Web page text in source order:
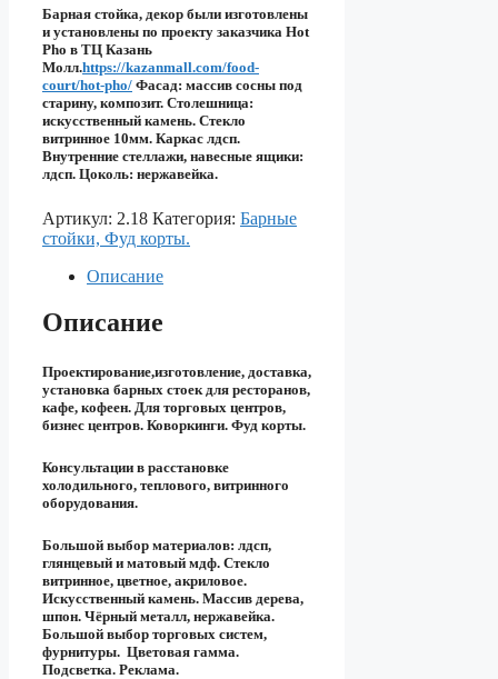
Барная стойка, декор были изготовлены
и установлены по проекту заказчика Hot
Pho в ТЦ Казань
Молл.https://kazanmall.com/food-
court/hot-pho/ Фасад: массив сосны под
старину, композит. Столешница:
искусственный камень. Стекло
витринное 10мм. Каркас лдсп.
Внутренние стеллажи, навесные ящики:
лдсп. Цоколь: нержавейка.
Артикул: 2.18 Категория: Барные
стойки, Фуд корты.
Описание
Описание
Проектирование,изготовление, доставка,
установка барных стоек для ресторанов,
кафе, кофеен. Для торговых центров,
бизнес центров. Коворкинги. Фуд корты.
Консультации в расстановке
холодильного, теплового, витринного
оборудования.
Большой выбор материалов: лдсп,
глянцевый и матовый мдф. Стекло
витринное, цветное, акриловое.
Искусственный камень. Массив дерева,
шпон. Чёрный металл, нержавейка.
Большой выбор торговых систем,
фурнитуры. Цветовая гамма.
Подсветка. Реклама.